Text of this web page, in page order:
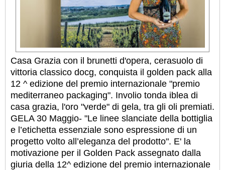
Casa Grazia con il brunetti d'opera, cerasuolo di
vittoria classico docg, conquista il golden pack alla
12 ^ edizione del premio internazionale "premio
mediterraneo packaging". Involio tonda iblea di
casa grazia, l'oro "verde" di gela, tra gli oli premiati.
GELA 30 Maggio- "Le linee slanciate della bottiglia
e l’etichetta essenziale sono espressione di un
progetto volto all’eleganza del prodotto". E' la
motivazione per il Golden Pack assegnato dalla
giuria della 12^ edizione del premio internazionale